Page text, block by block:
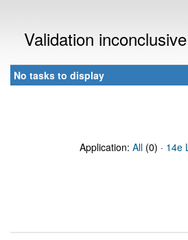
Validation
No tasks to display
Application: All (0) · 14e